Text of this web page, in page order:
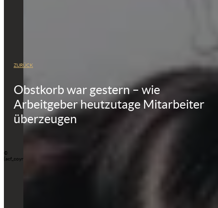
ZURÜCK
Obstkorb war gestern – wie
Arbeitgeber heutzutage Mitarbeiter
überzeugen
©
{acf_coyright_text}